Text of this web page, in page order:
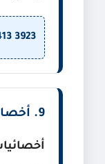
3923
9. أخصائيات بشرة وتجميل